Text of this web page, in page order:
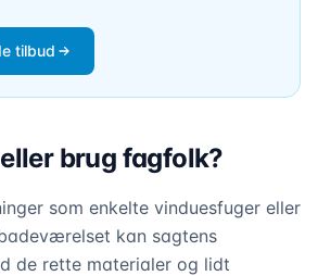
tilbud
brug fagfolk?
som enkelte vinduesfuger eller
kan sagtens
de rette materialer og lidt